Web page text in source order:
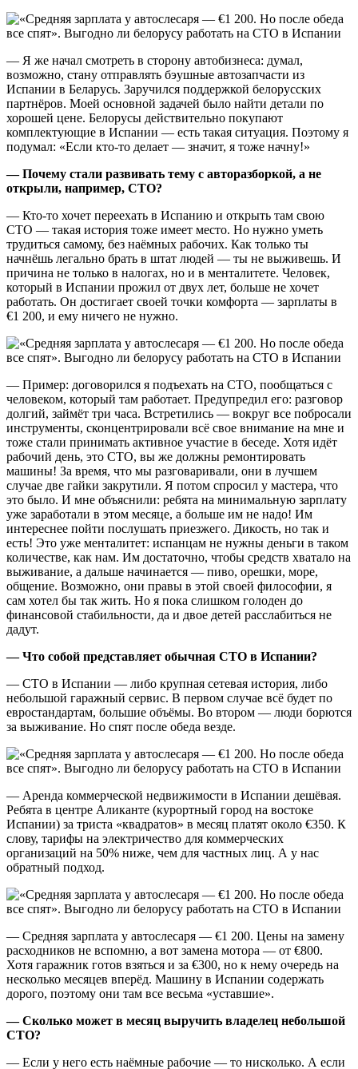
— Я же начал смотреть в сторону автобизнеса: думал,
возможно, стану отправлять бэушные автозапчасти из
Испании в Беларусь. Заручился поддержкой белорусских
партнёров. Моей основной задачей было найти детали по
хорошей цене. Белорусы действительно покупают
комплектующие в Испании — есть такая ситуация. Поэтому я
подумал: «Если кто-то делает — значит, я тоже начну!»
— Почему стали развивать тему с авторазборкой, а не
открыли, например, СТО?
— Кто-то хочет переехать в Испанию и открыть там свою
СТО — такая история тоже имеет место. Но нужно уметь
трудиться самому, без наёмных рабочих. Как только ты
начнёшь легально брать в штат людей — ты не выживешь. И
причина не только в налогах, но и в менталитете. Человек,
который в Испании прожил от двух лет, больше не хочет
работать. Он достигает своей точки комфорта — зарплаты в
€1 200, и ему ничего не нужно.
— Пример: договорился я подъехать на СТО, пообщаться с
человеком, который там работает. Предупредил его: разговор
долгий, займёт три часа. Встретились — вокруг все побросали
инструменты, сконцентрировали всё свое внимание на мне и
тоже стали принимать активное участие в беседе. Хотя идёт
рабочий день, это СТО, вы же должны ремонтировать
машины! За время, что мы разговаривали, они в лучшем
случае две гайки закрутили. Я потом спросил у мастера, что
это было. И мне объяснили: ребята на минимальную зарплату
уже заработали в этом месяце, а больше им не надо! Им
интереснее пойти послушать приезжего. Дикость, но так и
есть! Это уже менталитет: испанцам не нужны деньги в таком
количестве, как нам. Им достаточно, чтобы средств хватало на
выживание, а дальше начинается — пиво, орешки, море,
общение. Возможно, они правы в этой своей философии, я
сам хотел бы так жить. Но я пока слишком голоден до
финансовой стабильности, да и двое детей расслабиться не
дадут.
— Что собой представляет обычная СТО в Испании?
— СТО в Испании — либо крупная сетевая история, либо
небольшой гаражный сервис. В первом случае всё будет по
евростандартам, большие объёмы. Во втором — люди борются
за выживание. Но спят после обеда везде.
— Аренда коммерческой недвижимости в Испании дешёвая.
Ребята в центре Аликанте (курортный город на востоке
Испании) за триста «квадратов» в месяц платят около €350. К
слову, тарифы на электричество для коммерческих
организаций на 50% ниже, чем для частных лиц. А у нас
обратный подход.
— Средняя зарплата у автослесаря — €1 200. Цены на замену
расходников не вспомню, а вот замена мотора — от €800.
Хотя гаражник готов взяться и за €300, но к нему очередь на
несколько месяцев вперёд. Машину в Испании содержать
дорого, поэтому они там все весьма «уставшие».
— Сколько может в месяц выручить владелец небольшой
СТО?
— Если у него есть наёмные рабочие — то нисколько. А если